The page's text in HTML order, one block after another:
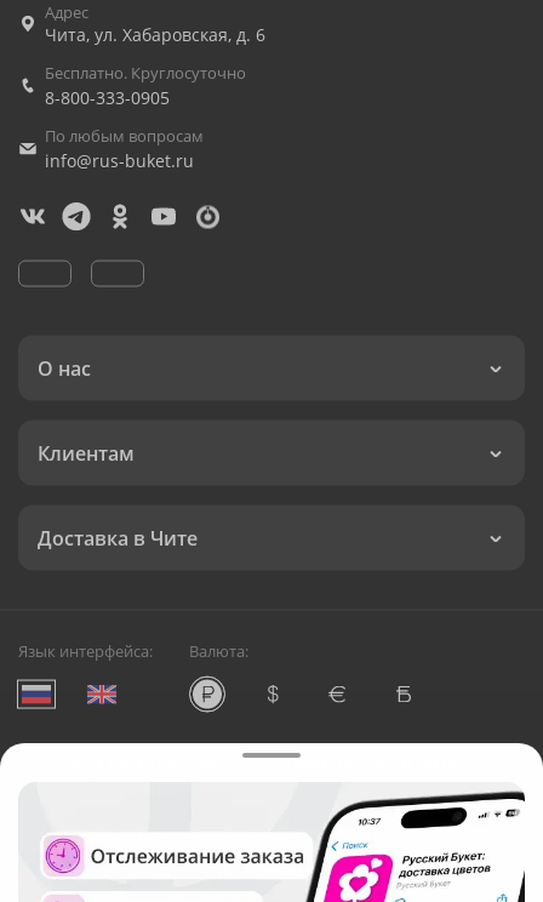
Адрес
Чита, ул. Хабаровская, д. 6
Бесплатно. Круглосуточно
8-800-333-0905
По любым вопросам
info@rus-buket.ru
О нас
Клиентам
Доставка в Чите
Язык интерфейса: Валюта:
Служба круглосуточной доставки цветов в Чите
Русский Букет, 2026
Общество с ограниченной ответственностью «Технология»
ОГРН: 1195476081745, ИНН: 5410081997
Юридический адрес: г. Новосибирск, ул. Ипподромская,